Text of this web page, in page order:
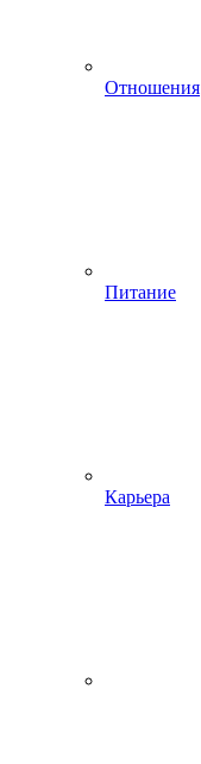
Отношения
Питание
Карьера